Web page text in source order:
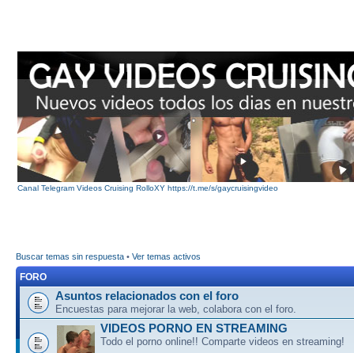
Canal Telegram Videos Cruising RolloXY https://t.me/s/gaycruisingvideo
Buscar temas sin respuesta • Ver temas activos
FORO
Asuntos relacionados con el foro
Encuestas para mejorar la web, colabora con el foro.
VIDEOS PORNO EN STREAMING
Todo el porno online!! Comparte videos en streaming!